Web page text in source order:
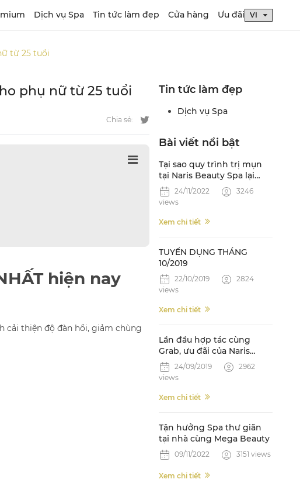
Dịch vụ Spa Tin tức làm đẹp Cửa hàng Ưu đãi
từ 25 tuổi
phụ nữ từ 25 tuổi
Chia sẻ:
hiện nay
cải thiện độ đàn hồi, giảm chùng
Tin tức làm đẹp
Dịch vụ Spa
Bài viết nổi bật
Tại sao quy trình trị mụn
tại Naris Beauty Spa lại
được ưa chuộng?
24/11/2022
3246
views
Xem chi tiết
TUYỂN DỤNG THÁNG
10/2019
22/10/2019
2824
views
Xem chi tiết
Lần đầu hợp tác cùng
Grab, ưu đãi của Naris
"Cháy hàng" trên ứng
dụng
24/09/2019
2962
views
Xem chi tiết
Tận hưởng Spa thư giãn
tại nhà cùng Mega Beauty
09/11/2022 3151 views
Xem chi tiết